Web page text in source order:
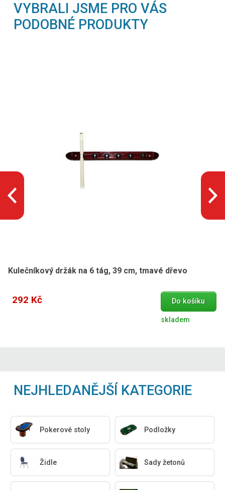
VYBRALI JSME PRO VÁS
PODOBNÉ PRODUKTY
Kulečníkový držák na 6 tág, 39 cm, tmavé dřevo
292 Kč Do košíku
skladem
NEJHLEDANĚJŠÍ KATEGORIE
Pokerové stoly Podložky
Židle Sady žetonů